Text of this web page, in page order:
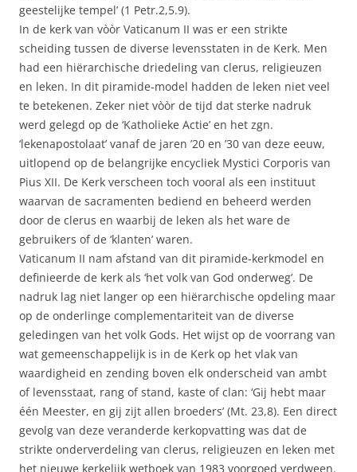
geestelijke tempel’ (1 Petr.2,5.9).
In de kerk van vòòr Vaticanum II was er een strikte
scheiding tussen de diverse levensstaten in de Kerk. Men
had een hiërarchische driedeling van clerus, religieuzen
en leken. In dit piramide-model hadden de leken niet veel
te betekenen. Zeker niet vòòr de tijd dat sterke nadruk
werd gelegd op de ‘Katholieke Actie’ en het zgn.
‘lekenapostolaat’ vanaf de jaren ’20 en ’30 van deze eeuw,
uitlopend op de belangrijke encycliek Mystici Corporis van
Pius XII. De Kerk verscheen toch vooral als een instituut
waarvan de sacramenten bediend en beheerd werden
door de clerus en waarbij de leken als het ware de
gebruikers of de ‘klanten’ waren.
Vaticanum II nam afstand van dit piramide-kerkmodel en
definieerde de kerk als ‘het volk van God onderweg’. De
nadruk lag niet langer op een hiërarchische opdeling maar
op de onderlinge complementariteit van de diverse
geledingen van het volk Gods. Het wijst op de voorrang van
wat gemeenschappelijk is in de Kerk op het vlak van
waardigheid en zending boven elk onderscheid van ambt
of levensstaat, rang of stand, kaste of clan: ‘Gij hebt maar
één Meester, en gij zijt allen broeders’ (Mt. 23,8). Een direct
gevolg van deze veranderde kerkopvatting was dat de
strikte onderverdeling van clerus, religieuzen en leken met
het nieuwe kerkelijk wetboek van 1983 voorgoed verdween.